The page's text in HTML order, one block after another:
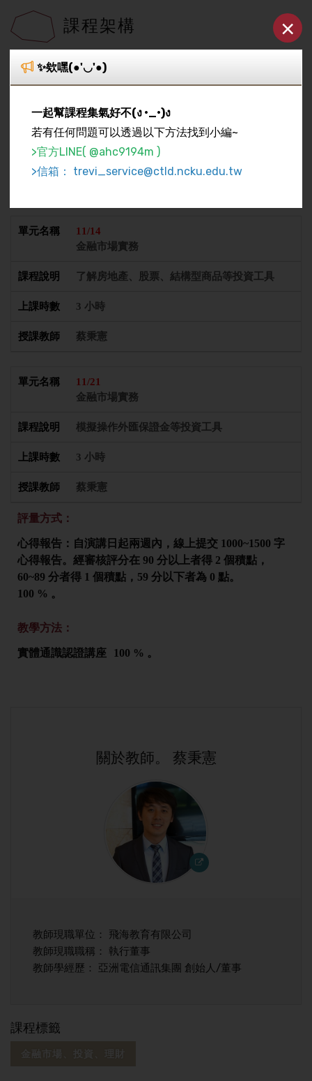
✨欸嘿(●'◡'●)
一起幫課程集氣好不(ง •_•)ง
若有任何問題可以透過以下方法找到小編~
>官方LINE( @ahc9194m )
>信箱： trevi_service@ctld.ncku.edu.tw
×
課程架構
課程簡介，分析在不同基期下的投資工具使用
3 小時
11/14
金融市場實務
了解房地產、股票、結構型商品等投資工具
3 小時
蔡秉憲
11/21
金融市場實務
模擬操作外匯保證金等投資工具
3 小時
蔡秉憲
評量方式：
心得報告：自演講日起兩週內，線上提交 1000~1500 字
心得報告。經審核評分在 90 分以上者得 2 個積點，
60~89 分者得 1 個積點，59 分以下者為 0 點。
100 % 。
教學方法：
實體通識認證講座 100 % 。
關於教師。 蔡秉憲
教師現職單位： 飛海教育有限公司
教師現職職稱： 執行董事
教師學經歷： 亞洲電信通訊集團 創始人/董事
課程標籤
金融市場、投資、理財